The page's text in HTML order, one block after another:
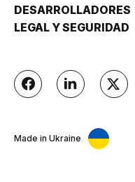
DESARROLLADORES
LEGAL Y SEGURIDAD
Made in Ukraine